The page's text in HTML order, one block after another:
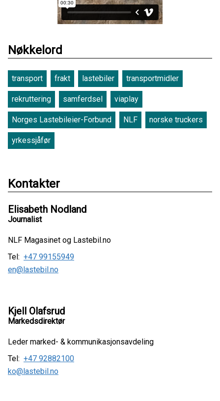
Nøkkelord
transport frakt lastebiler transportmidler
rekruttering samferdsel viaplay
Norges Lastebileier-Forbund NLF norske truckers
yrkessjåfør
Kontakter
Elisabeth Nodland
Journalist
NLF Magasinet og Lastebil.no
Tel: +47 99155949
en@lastebil.no
Kjell Olafsrud
Markedsdirektør
Leder marked- & kommunikasjonsavdeling
Tel: +47 92882100
ko@lastebil.no